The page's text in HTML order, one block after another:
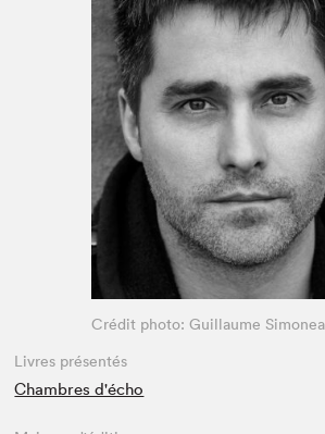
Espace médias
Crédit photo: Guillaume
Livres présentés
Chambres d'écho